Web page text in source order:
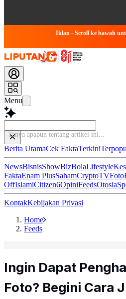
Iklan - Scroll ke bawah
Menu
Tanya apapun ten
Berita UtamaCek FaktaTerkini
NewsBisnisShowBizBolaLifestyle
FaktaEnam PlusSahamCryptoTVFoto
OffIslamiCitizen6OpiniFeedsOtosia
KontakKebijakan Privasi
Home
Feeds
Ingin Dapat
Foto? Begini Cara